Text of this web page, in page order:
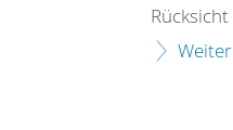
Rücksicht